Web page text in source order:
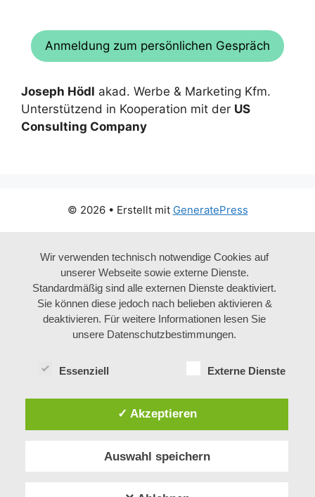
Anmeldung zum persönlichen Gespräch
Joseph Hödl akad. Werbe & Marketing Kfm.
Unterstützend in Kooperation mit der US
Consulting Company
© 2026 • Erstellt mit GeneratePress
Wir verwenden technisch notwendige Cookies auf
unserer Webseite sowie externe Dienste.
Standardmäßig sind alle externen Dienste deaktiviert.
Sie können diese jedoch nach belieben aktivieren &
deaktivieren. Für weitere Informationen lesen Sie
unsere Datenschutzbestimmungen.
Essenziell Externe Dienste
✓ Akzeptieren
Auswahl speichern